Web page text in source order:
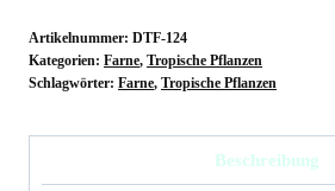
Rica,
Mont
Artikelnummer: DTF-124
Kategorien: Farne, Tropische Pflanzen
Schlagwörter: Farne, Tropische Pflanzen
Beschreibung